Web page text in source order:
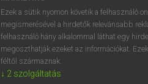
BELÉPÉS
Ezek a sütik nyomon követik a felhasználó
megismerésével a hirdetők relevánsabb
felhasználó hány alkalommal láthat egy
megoszthatják ezeket az információkat.
féltől származnak.
↓ 2 szolgáltatás